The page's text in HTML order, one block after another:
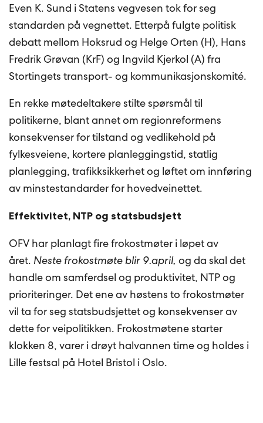
Even K. Sund i Statens vegvesen tok for seg
standarden på vegnettet. Etterpå fulgte politisk
debatt mellom Hoksrud og Helge Orten (H), Hans
Fredrik Grøvan (KrF) og Ingvild Kjerkol (A) fra
Stortingets transport- og kommunikasjonskomité.
En rekke møtedeltakere stilte spørsmål til
politikerne, blant annet om regionreformens
konsekvenser for tilstand og vedlikehold på
fylkesveiene, kortere planleggingstid, statlig
planlegging, trafikksikkerhet og løftet om innføring
av minstestandarder for hovedveinettet.
Effektivitet, NTP og statsbudsjett
OFV har planlagt fire frokostmøter i løpet av
året. Neste frokostmøte blir 9.april, og da skal det
handle om samferdsel og produktivitet, NTP og
prioriteringer. Det ene av høstens to frokostmøter
vil ta for seg statsbudsjettet og konsekvenser av
dette for veipolitikken. Frokostmøtene starter
klokken 8, varer i drøyt halvannen time og holdes i
Lille festsal på Hotel Bristol i Oslo.